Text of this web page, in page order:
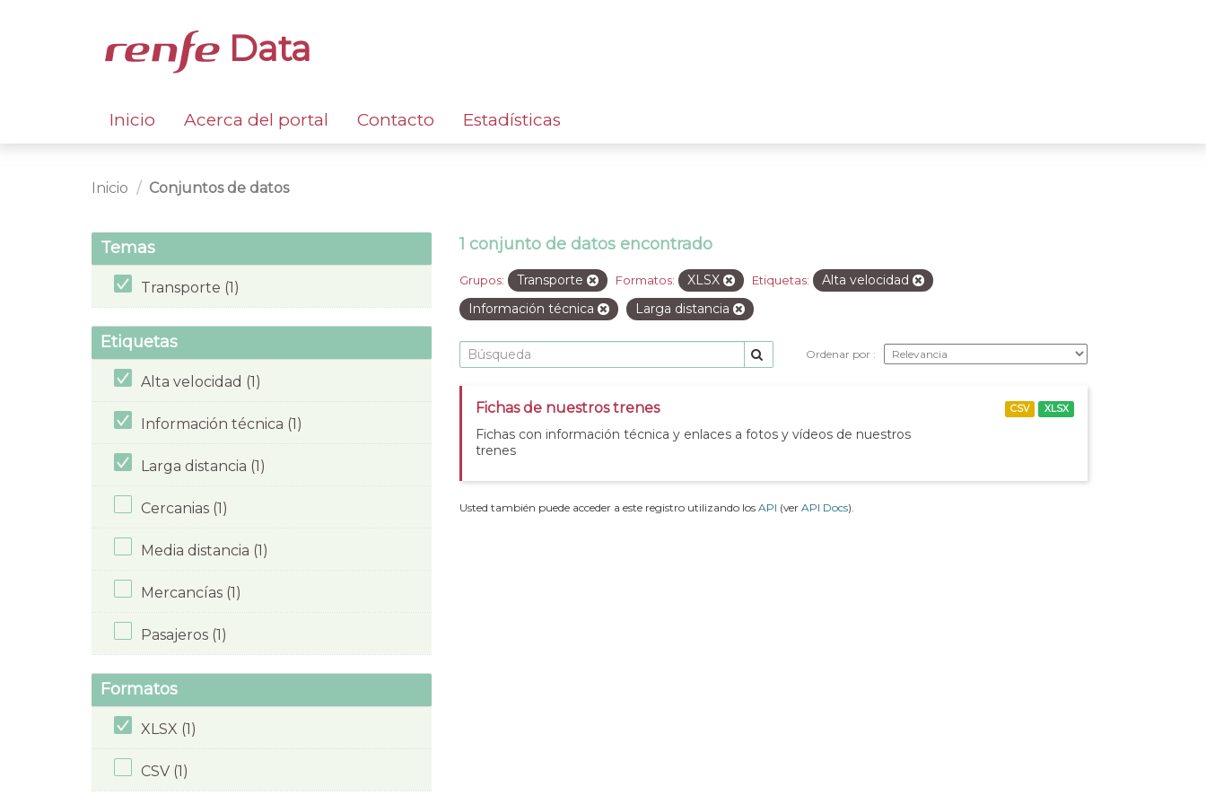
Data
Inicio Acerca del portal Contacto Estadísticas
Inicio Conjuntos de datos
Temas
Transporte (1)
Etiquetas
Alta velocidad (1)
Información técnica (1)
Larga distancia (1)
Cercanias (1)
Media distancia (1)
Mercancías (1)
Pasajeros (1)
Formatos
XLSX (1)
CSV (1)
1 conjunto de datos encontrado
Grupos: Transporte Formatos: XLSX Etiquetas:
Alta velocidad
Información técnica
Larga distancia
Ordenar por
Fichas de nuestros trenes
Fichas con información técnica y enlaces a fotos y vídeos de nuestros
trenes
CSV XLSX
Usted también puede acceder a este registro utilizando los API (ver API Docs).